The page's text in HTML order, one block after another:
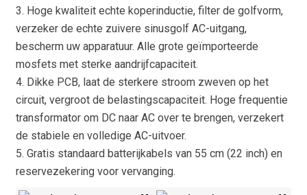
3. Hoge kwaliteit echte koperinductie, filter de golfvorm,
verzeker de echte zuivere sinusgolf AC-uitgang,
bescherm uw apparatuur. Alle grote geïmporteerde
mosfets met sterke aandrijfcapaciteit.
4. Dikke PCB, laat de sterkere stroom zweven op het
circuit, vergroot de belastingscapaciteit. Hoge frequentie
transformator om DC naar AC over te brengen, verzekert
de stabiele en volledige AC-uitvoer.
5. Gratis standaard batterijkabels van 55 cm (22 inch) en
reservezekering voor vervanging.